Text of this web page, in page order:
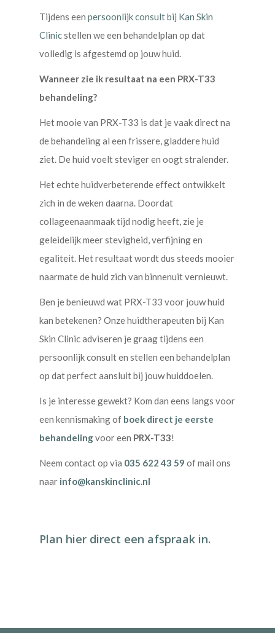
Tijdens een persoonlijk consult bij Kan Skin
Clinicstellen we een behandelplan op dat
volledig is afgestemd op jouw huid.
Wanneer zie ik resultaat na een PRX-T33
behandeling?
Het mooie van PRX-T33 is dat je vaak direct na
de behandeling al een frissere, gladdere huid
ziet. De huid voelt steviger en oogt stralender.
Het echte huidverbeterende effect ontwikkelt
zich in de weken daarna. Doordat
collageenaanmaak tijd nodig heeft, zie je
geleidelijk meer stevigheid, verfijning en
egaliteit. Het resultaat wordt dus steeds mooier
naarmate de huid zich van binnenuit vernieuwt.
Ben je benieuwd wat PRX-T33 voor jouw huid
kan betekenen? Onze huidtherapeuten bij Kan
Skin Clinic adviseren je graag tijdens een
persoonlijk consult en stellen een behandelplan
op dat perfect aansluit bij jouw huiddoelen.
Is je interesse gewekt? Kom dan eens langs voor
een kennismaking of boek direct je eerste
behandelingvoor een PRX-T33!
Neem contact op via 035 622 43 59 of mail ons
naar info@kanskinclinic.nl
Plan hier direct een afspraak in.